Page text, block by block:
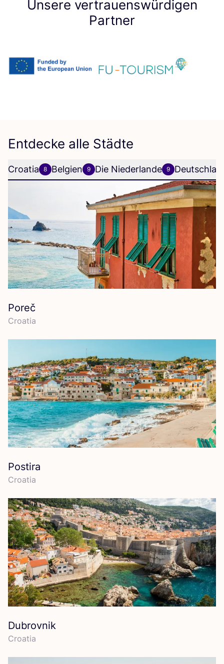
Unsere vertrauenswürdigen
Partner
Entdecke alle Städte
Croatia 8 Belgien 9 Die Niederlande 9
Poreč
Croa­tia
Postira
Croa­tia
Dubrovnik
Croa­tia